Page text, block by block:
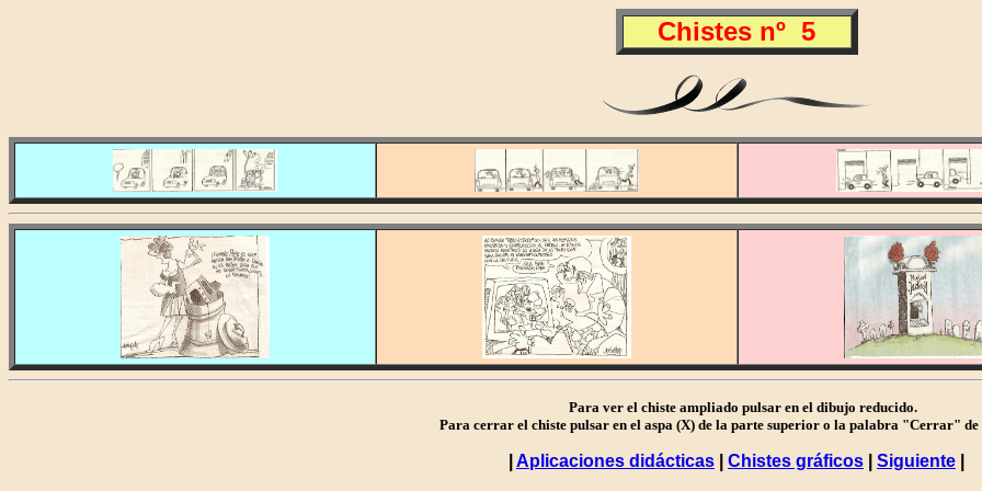
Chistes nº 5
Para ver el chiste ampliado pulsar en el dibujo reducido.
Para cerrar el chiste pulsar en el aspa (X) de la parte superior o la palabra "Cerrar"
Aplicaciones didácticas Chistes gráficos Siguiente